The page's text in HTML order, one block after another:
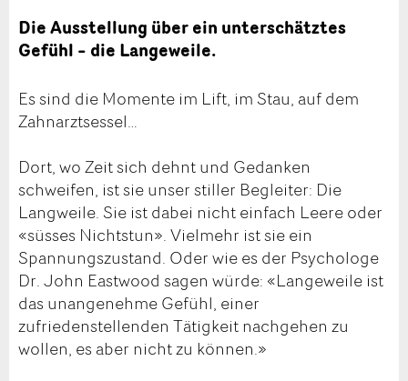
Die Ausstellung über ein unterschätztes
Gefühl – die Langeweile.
Es sind die Momente im Lift, im Stau, auf dem
Zahnarztsessel…
Dort, wo Zeit sich dehnt und Gedanken
schweifen, ist sie unser stiller Begleiter: Die
Langweile. Sie ist dabei nicht einfach Leere oder
«süsses Nichtstun». Vielmehr ist sie ein
Spannungszustand. Oder wie es der Psychologe
Dr. John Eastwood sagen würde: «Langeweile ist
das unangenehme Gefühl, einer
zufriedenstellenden Tätigkeit nachgehen zu
wollen, es aber nicht zu können.»